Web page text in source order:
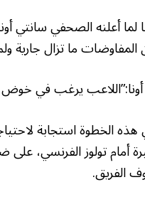
لما أعلنه الصحفي سانتي
المفاوضات ما تزال جارية
أونا:”اللاعب يرغب في خوض
هذه الخطوة استجابة
أمام تولوز الفرنسي،
الفريق.